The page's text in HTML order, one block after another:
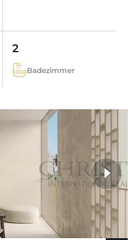
2
Badezimmer